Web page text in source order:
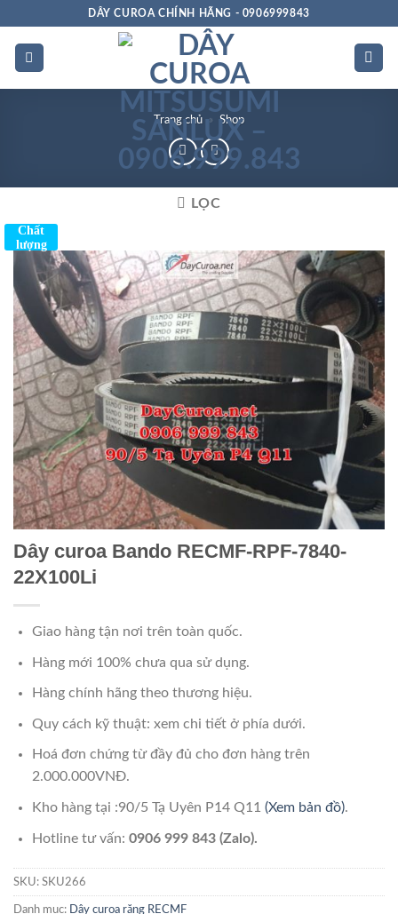
dung
DÂY CUROA CHÍNH HÃNG - 0906999843
Trang chủ » Shop
LỌC
Chất
lượng
Dây curoa Bando RECMF-RPF-7840-
22X100Li
Giao hàng tận nơi trên toàn quốc.
Hàng mới 100% chưa qua sử dụng.
Hàng chính hãng theo thương hiệu.
Quy cách kỹ thuật: xem chi tiết ở phía dưới.
Hoá đơn chứng từ đầy đủ cho đơn hàng trên
2.000.000VNĐ.
Kho hàng tại :90/5 Tạ Uyên P14 Q11 (Xem bản đồ).
Hotline tư vấn: 0906 999 843 (Zalo).
SKU: SKU266
Danh mục: Dây curoa răng RECMF